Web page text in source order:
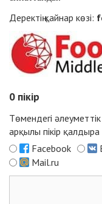
Деректің қайнар көзі:
0 пікір
Төмендегі
арқылы пікір
Facebook
Mail.ru